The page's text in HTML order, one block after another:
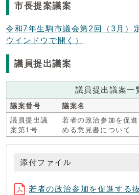
市長提案議案
令和7年生駒市議会第2回（3月）
ウインドウで開く）
議員提出議案
議員提出議案一
議案番号
議案名
議員提出議
案第1号
若者の政治参加を促
める意見書について
添付ファイル
若者の政治参加を促進する